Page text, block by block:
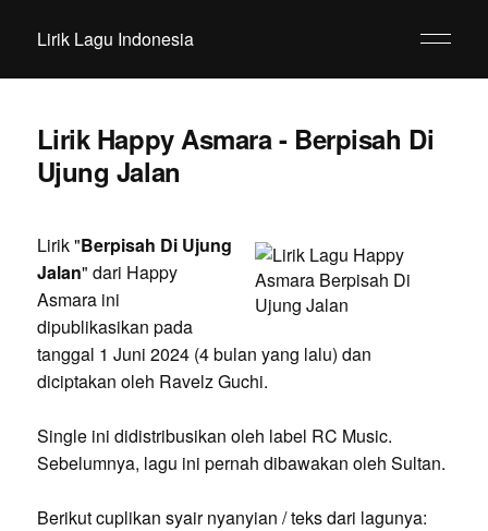
Lirik Lagu Indonesia
Lirik Happy Asmara - Berpisah Di
Ujung Jalan
Lirik "Berpisah Di Ujung
Jalan" dari Happy
Asmara ini
dipublikasikan pada
tanggal 1 Juni 2024 (4 bulan yang lalu) dan
diciptakan oleh Ravelz Guchi.
Single ini didistribusikan oleh label RC Music.
Sebelumnya, lagu ini pernah dibawakan oleh Sultan.
Berikut cuplikan syair nyanyian / teks dari lagunya: